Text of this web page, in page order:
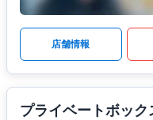
店舗情報
プライベートボッ